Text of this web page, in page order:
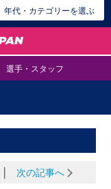
年代・カテゴリーを選ぶ
選手・スタッフ
次の記事へ